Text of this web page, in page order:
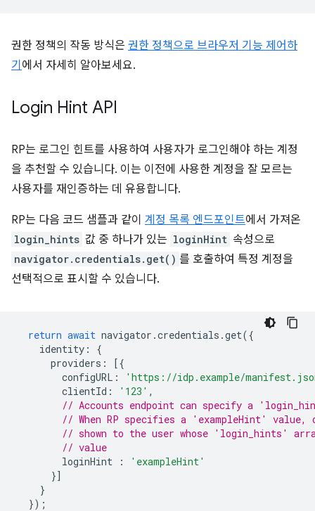
권한 정책의 작동 방식은 권한 정책으로 브라우저 기능 제어하
기 에서 자세히 알아보세요.
Login Hint API
RP는 로그인 힌트를 사용하여 사용자가 로그인해야 하는 계정
을 추천할 수 있습니다. 이는 이전에 사용한 계정을 잘 모르는
사용자를 재인증하는 데 유용합니다.
RP는 다음 코드 샘플과 같이 계정 목록 엔드포인트에서 가져온
login_hints 값 중 하나가 있는 loginHint 속성으로
navigator.credentials.get() 를 호출하여 특정 계정을
선택적으로 표시할 수 있습니다.
return await navigator .credentials .get({
identity :
{
providers :
[{
configURL :
'https://idp.example/
clientId : '123' ,
// Accounts endpoint can specify a
// When RP specifies a 'exampleHint' value,
// shown to the user whose 'login_hints'
// value
loginHint
:
'exampleHint'
}]
}
});